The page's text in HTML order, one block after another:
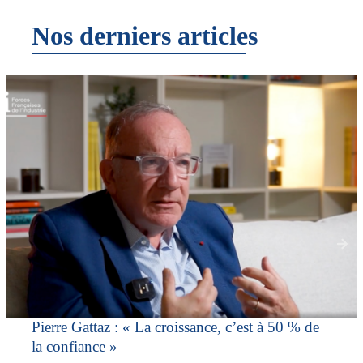
Nos derniers articles
Pierre Gattaz : « La croissance, c’est à 50 % de
la confiance »